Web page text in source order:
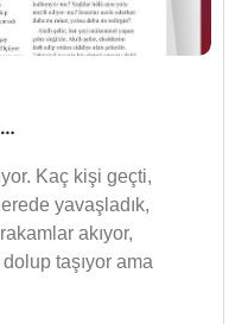
Kaç kişi geçti,
yavaşladık,
akıyor,
taşıyor ama